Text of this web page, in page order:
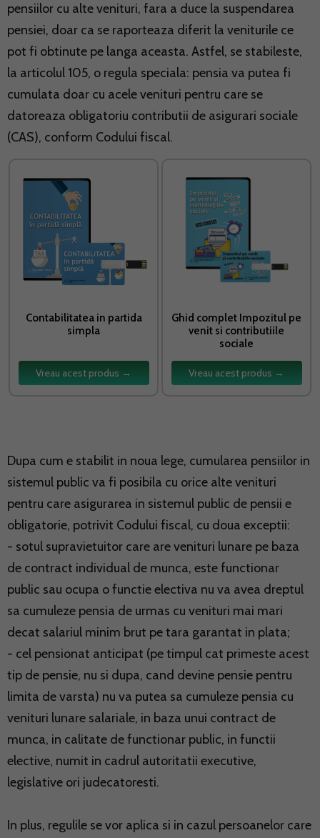
pensiilor cu alte venituri, fara a duce la suspendarea
pensiei, doar ca se raporteaza diferit la veniturile ce
pot fi obtinute pe langa aceasta. Astfel, se stabileste,
la articolul 105, o regula speciala: pensia va putea fi
cumulata doar cu acele venituri pentru care se
datoreaza obligatoriu contributii de asigurari sociale
(CAS), conform Codului fiscal.
Contabilitatea in partida
simpla
Vreau acest produs →
Ghid complet Impozitul pe
venit si contributiile
sociale
Vreau acest produs →
Dupa cum e stabilit in noua lege, cumularea pensiilor in
sistemul public va fi posibila cu orice alte venituri
pentru care asigurarea in sistemul public de pensii e
obligatorie, potrivit Codului fiscal, cu doua exceptii:
- sotul supravietuitor care are venituri lunare pe baza
de contract individual de munca, este functionar
public sau ocupa o functie electiva nu va avea dreptul
sa cumuleze pensia de urmas cu venituri mai mari
decat salariul minim brut pe tara garantat in plata;
- cel pensionat anticipat (pe timpul cat primeste acest
tip de pensie, nu si dupa, cand devine pensie pentru
limita de varsta) nu va putea sa cumuleze pensia cu
venituri lunare salariale, in baza unui contract de
munca, in calitate de functionar public, in functii
elective, numit in cadrul autoritatii executive,
legislative ori judecatoresti.
In plus, regulile se vor aplica si in cazul persoanelor care